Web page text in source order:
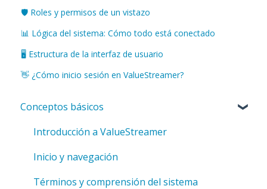
🛡️ Roles y permisos de un vistazo
📊 Lógica del sistema: Cómo todo está conectado
🖥️ Estructura de la interfaz de usuario
👋 ¿Cómo inicio sesión en ValueStreamer?
Conceptos básicos
Introducción a ValueStreamer
Inicio y navegación
Términos y comprensión del sistema